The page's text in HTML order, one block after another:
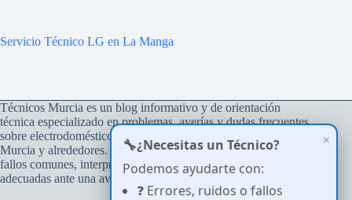
Servicio Técnico LG en La Manga
Técnicos Murcia es un blog informativo y de orientación
técnica especializado en problemas, averías y dudas frecuentes
sobre electrodomésticos del hogar, con atención a usuarios de
Murcia y alrededores. Su objetivo es ayudar a comprender
fallos comunes, interpretar errores y tomar decisiones
adecuadas ante una avería.
×
🔧¿Necesitas un Técnico?
Podemos ayudarte con:
❓ Errores, ruidos o fallos